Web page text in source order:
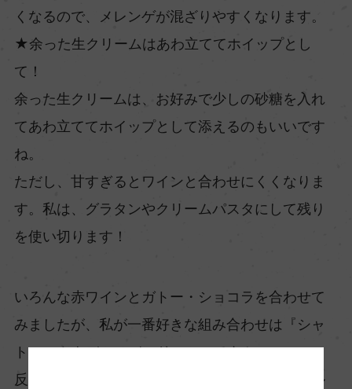
くなるので、メレンゲが混ざりやすくなります。
★余った生クリームはあわ立ててホイップとし
て！
余った生クリームは、お好みで少しの砂糖を入れ
てあわ立ててホイップとして添えるのもいいです
ね。
ただし、甘すぎるとワインと合わせにくくなりま
す。私は、グラタンやクリームパスタにして残り
を使い切ります！
いろんな赤ワインとガトー・ショコラを合わせて
みましたが、私が一番好きな組み合わせは『シャ
トー・カナデルのバンドール』です！
反対にタンニンの質がしっかりとしているカベル